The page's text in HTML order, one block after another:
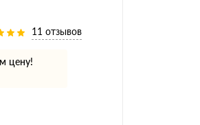
11 отзывов
цену!